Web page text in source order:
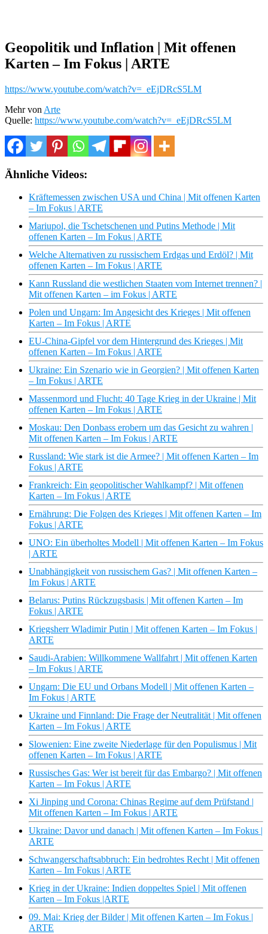
Geopolitik und Inflation | Mit offenen
Karten – Im Fokus | ARTE
https://www.youtube.com/watch?v=_eEjDRcS5LM
Mehr von Arte
Quelle: https://www.youtube.com/watch?v=_eEjDRcS5LM
Ähnliche Videos:
Kräftemessen zwischen USA und China | Mit offenen Karten
– Im Fokus | ARTE
Mariupol, die Tschetschenen und Putins Methode | Mit
offenen Karten – Im Fokus | ARTE
Welche Alternativen zu russischem Erdgas und Erdöl? | Mit
offenen Karten – Im Fokus | ARTE
Kann Russland die westlichen Staaten vom Internet trennen? |
Mit offenen Karten – im Fokus | ARTE
Polen und Ungarn: Im Angesicht des Krieges | Mit offenen
Karten – Im Fokus | ARTE
EU-China-Gipfel vor dem Hintergrund des Krieges | Mit
offenen Karten – Im Fokus | ARTE
Ukraine: Ein Szenario wie in Georgien? | Mit offenen Karten
– Im Fokus | ARTE
Massenmord und Flucht: 40 Tage Krieg in der Ukraine | Mit
offenen Karten – Im Fokus | ARTE
Moskau: Den Donbass erobern um das Gesicht zu wahren |
Mit offenen Karten – Im Fokus | ARTE
Russland: Wie stark ist die Armee? | Mit offenen Karten – Im
Fokus | ARTE
Frankreich: Ein geopolitischer Wahlkampf? | Mit offenen
Karten – Im Fokus | ARTE
Ernährung: Die Folgen des Krieges | Mit offenen Karten – Im
Fokus | ARTE
UNO: Ein überholtes Modell | Mit offenen Karten – Im Fokus
| ARTE
Unabhängigkeit von russischem Gas? | Mit offenen Karten –
Im Fokus | ARTE
Belarus: Putins Rückzugsbasis | Mit offenen Karten – Im
Fokus | ARTE
Kriegsherr Wladimir Putin | Mit offenen Karten – Im Fokus |
ARTE
Saudi-Arabien: Willkommene Wallfahrt | Mit offenen Karten
– Im Fokus | ARTE
Ungarn: Die EU und Orbans Modell | Mit offenen Karten –
Im Fokus | ARTE
Ukraine und Finnland: Die Frage der Neutralität | Mit offenen
Karten – Im Fokus | ARTE
Slowenien: Eine zweite Niederlage für den Populismus | Mit
offenen Karten – Im Fokus | ARTE
Russisches Gas: Wer ist bereit für das Embargo? | Mit offenen
Karten – Im Fokus | ARTE
Xi Jinping und Corona: Chinas Regime auf dem Prüfstand |
Mit offenen Karten – Im Fokus | ARTE
Ukraine: Davor und danach | Mit offenen Karten – Im Fokus |
ARTE
Schwangerschaftsabbruch: Ein bedrohtes Recht | Mit offenen
Karten – Im Fokus | ARTE
Krieg in der Ukraine: Indien doppeltes Spiel | Mit offenen
Karten – Im Fokus |ARTE
09. Mai: Krieg der Bilder | Mit offenen Karten – Im Fokus |
ARTE